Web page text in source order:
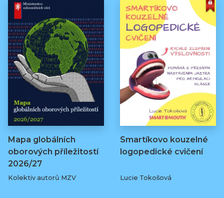
Mapa globálních
oborových příležitostí
2026/27
Kolektiv autorů MZV
Smartíkovo kouzelné
logopedické cvičení
Lucie Tokošová